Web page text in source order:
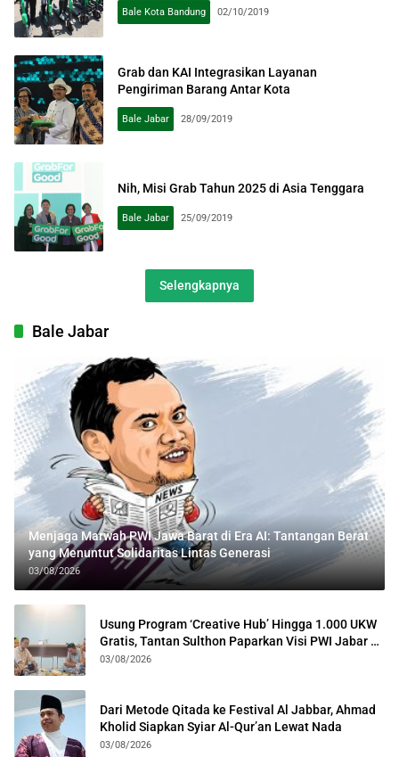
Bale Kota Bandung 02/10/2019
Grab dan KAI Integrasikan Layanan
Pengiriman Barang Antar Kota
Bale Jabar 28/09/2019
Nih, Misi Grab Tahun 2025 di Asia Tenggara
Bale Jabar 25/09/2019
Selengkapnya
Bale Jabar
Menjaga Marwah PWI Jawa Barat di Era AI: Tantangan Berat
yang Menuntut Solidaritas Lintas Generasi
03/08/2026
Usung Program ‘Creative Hub’ Hingga 1.000 UKW
Gratis, Tantan Sulthon Paparkan Visi PWI Jabar di
Kota Bogor
03/08/2026
Dari Metode Qitada ke Festival Al Jabbar, Ahmad
Kholid Siapkan Syiar Al-Qur’an Lewat Nada
03/08/2026